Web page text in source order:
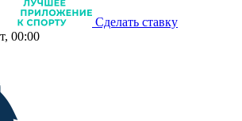
Сделать ставку
00:00